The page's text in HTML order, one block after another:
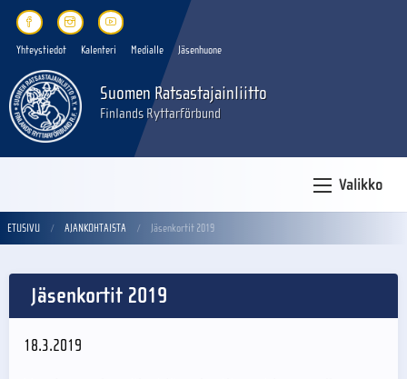
Yhteystiedot Kalenteri Medialle Jäsenhuone
Suomen Ratsastajainliitto
Finlands Ryttarförbund
Valikko
ETUSIVU AJANKOHTAISTA Jäsenkortit 2019
Jäsenkortit 2019
18.3.2019